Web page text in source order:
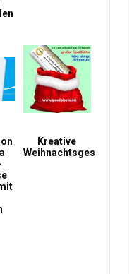
Kreative
Weihnachtsgeschenke